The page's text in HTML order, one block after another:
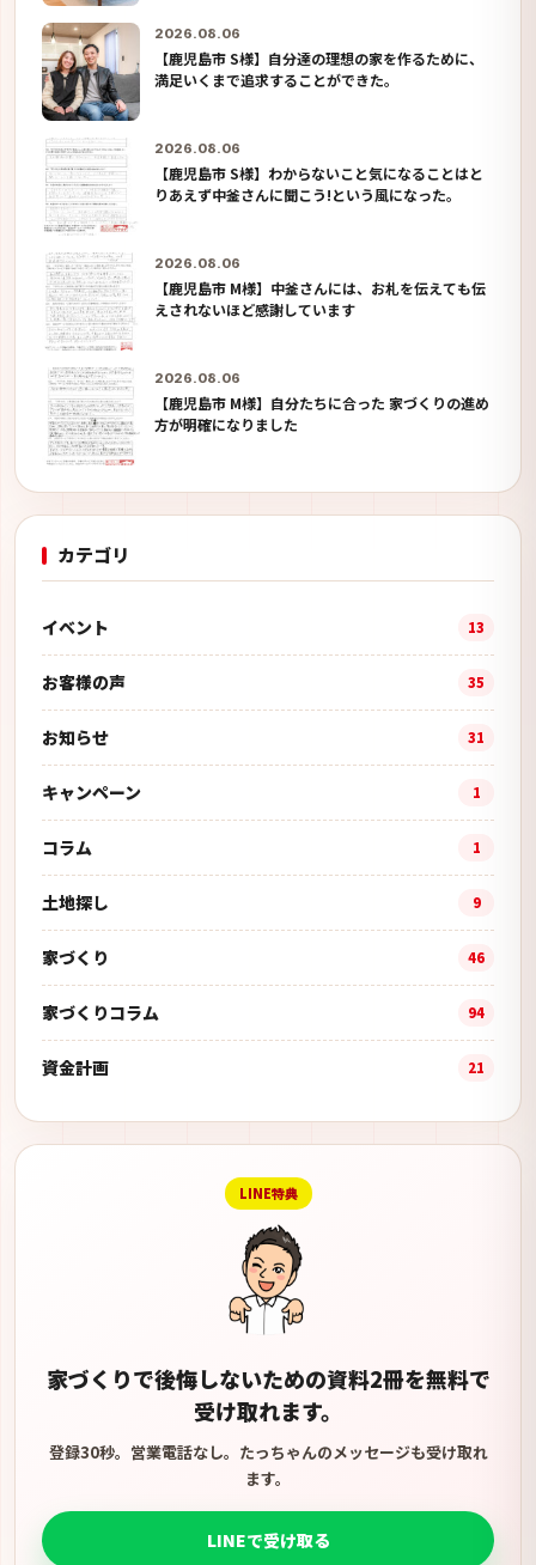
2026.08.06
【鹿児島市 S様】自分達の理想の家を作るために、
満足いくまで追求することができた。
2026.08.06
【鹿児島市 S様】わからないこと気になることはと
りあえず中釜さんに聞こう!という風になった。
2026.08.06
【鹿児島市 M様】中釜さんには、お札を伝えても伝
えされないほど感謝しています
2026.08.06
【鹿児島市 M様】自分たちに合った 家づくりの進め
方が明確になりました
カテゴリ
イベント 13
お客様の声 35
お知らせ 31
キャンペーン 1
コラム 1
土地探し 9
家づくり 46
家づくりコラム 94
資金計画 21
LINE特典
家づくりで後悔しないための資料2冊を無料で
受け取れます。
登録30秒。営業電話なし。たっちゃんのメッセージも受け取れ
ます。
LINEで受け取る